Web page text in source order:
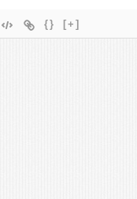
{} [+]